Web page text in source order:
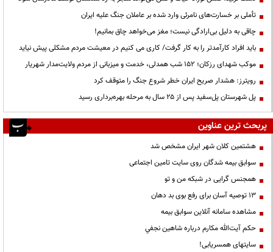
تأملی بر خسارت‌های نامرئی وارد شده بر عاملان جنگ علیه ایران
چاقی به دلیل بی‌ارادگی نیست؛ مغز می‌خواهد چاق بمانیم!
باید افراد کارآمدتر را به کار گرفت/ کاری می کنیم در معیشت مردم مشکلی پیش نیاید
موکب شهدای رزکان؛ ۱۵۲ شب همدلی، خدمت و میزبانی از مردم ولایت‌مدار شهریار
رویترز: هشدار صریح ایران خطر شروع جنگ را متوقف کرد
پل شهرستان پل‌سفید پس از ۲۵ سال به مرحله بهره‌برداری رسید
پربحث ترین عناوین
هشتمین کلان شهر ایران مشخص شد
سوابق بیمه شدگان روی سایت تامین اجتماعی
همجنس گرایی در شبکه من و تو
13 توصیه آسان برای رفع بوی بد دهان
مشاهده سامانه آنلاين سوابق بیمه
حكم آيت‌الله مكارم درباره شاهين نجفي
سایتهای همسریابی!